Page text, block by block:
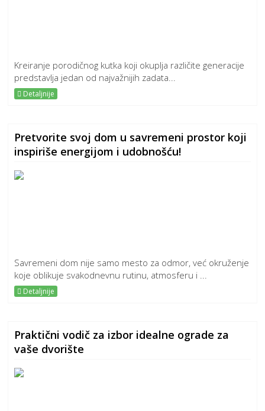
Kreiranje porodičnog kutka koji okuplja različite generacije
predstavlja jedan od najvažnijih zadata...
Detaljnije
Pretvorite svoj dom u savremeni prostor koji
inspiriše energijom i udobnošću!
Savremeni dom nije samo mesto za odmor, već okruženje
koje oblikuje svakodnevnu rutinu, atmosferu i ...
Detaljnije
Praktični vodič za izbor idealne ograde za
vaše dvorište